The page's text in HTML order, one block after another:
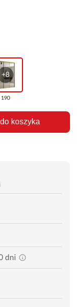
+8
190
koszyka
dni